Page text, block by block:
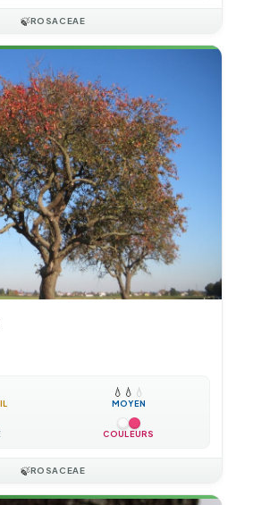
🍃ROSACEAE
💧 💧 💧
MOYEN
COULEURS
🍃ROSACEAE